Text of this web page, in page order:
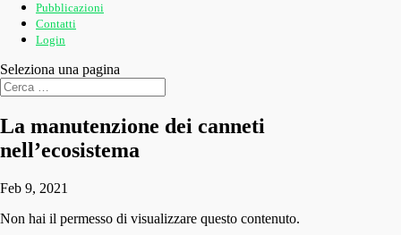
Pubblicazioni
Contatti
Login
Seleziona una pagina
La manutenzione dei canneti
nell’ecosistema
Feb 9, 2021
Non hai il permesso di visualizzare questo contenuto.